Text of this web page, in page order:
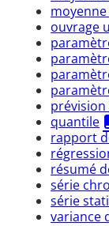
ouvrage
quantile
rapport
résumé
série
série
variance